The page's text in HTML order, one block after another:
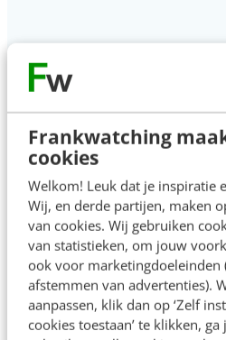
Frankwatching
cookies
Welkom! Leuk dat je inspiratie
Wij, en derde partijen, maken
van cookies. Wij gebruiken
van statistieken, om jouw
ook voor marketingdoeleinden
afstemmen van advertenties).
aanpassen, klik dan op ‘Zelf
cookies toestaan’ te klikken,
Op zoek
Actueel
Reflecteer met AI:
betere marketeer
09:00· 3 min·